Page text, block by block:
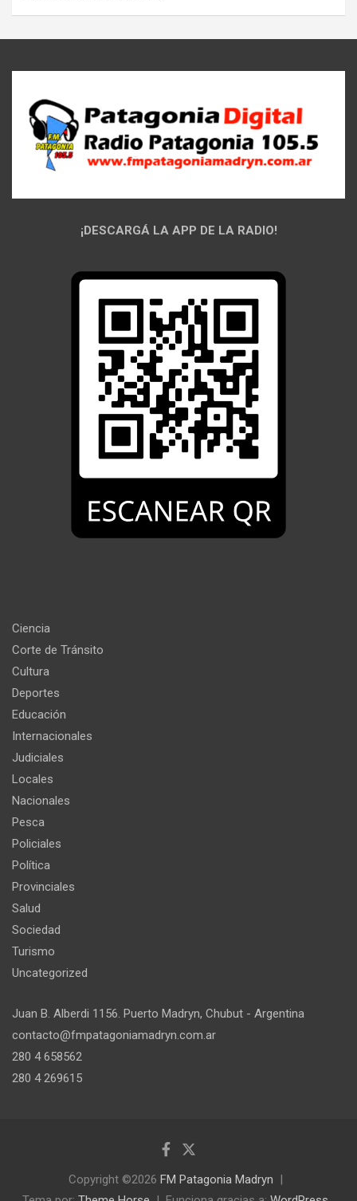
¡DESCARGÁ LA APP DE LA RADIO!
Ciencia
Corte de Tránsito
Cultura
Deportes
Educación
Internacionales
Judiciales
Locales
Nacionales
Pesca
Policiales
Política
Provinciales
Salud
Sociedad
Turismo
Uncategorized
Juan B. Alberdi 1156. Puerto Madryn, Chubut - Argentina
contacto@fmpatagoniamadryn.com.ar
280 4 658562
280 4 269615
Copyright ©2026 FM Patagonia Madryn